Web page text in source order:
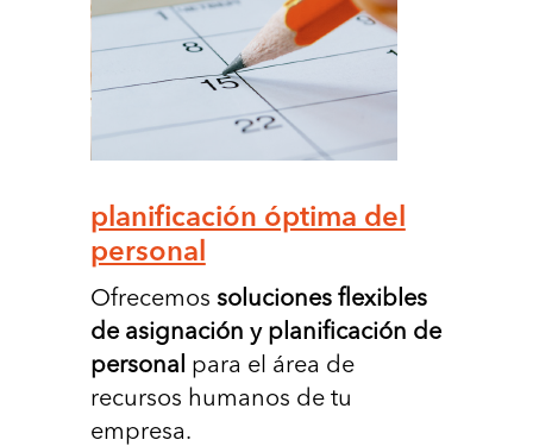
planiﬁcación óptima del
personal
Ofrecemos soluciones ﬂexibles
de asignación y planiﬁcación de
personal para el área de
recursos humanos de tu
empresa.